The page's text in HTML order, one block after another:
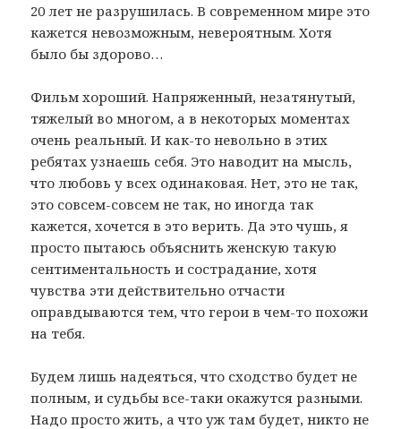
20 лет не разрушилась. В современном мире это
кажется невозможным, невероятным. Хотя
было бы здорово…
Фильм хороший. Напряженный, незатянутый,
тяжелый во многом, а в некоторых моментах
очень реальный. И как-то невольно в этих
ребятах узнаешь себя. Это наводит на мысль,
что любовь у всех одинаковая. Нет, это не так,
это совсем-совсем не так, но иногда так
кажется, хочется в это верить. Да это чушь, я
просто пытаюсь объяснить женскую такую
сентиментальность и сострадание, хотя
чувства эти действительно отчасти
оправдываются тем, что герои в чем-то похожи
на тебя.
Будем лишь надеяться, что сходство будет не
полным, и судьбы все-таки окажутся разными.
Надо просто жить, а что уж там будет, никто не